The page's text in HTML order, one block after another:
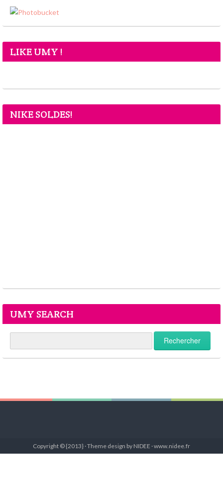
LIKE UMY !
NIKE SOLDES!
UMY SEARCH
Copyright © {2013} · Theme design by NIDEE · www.nidee.fr